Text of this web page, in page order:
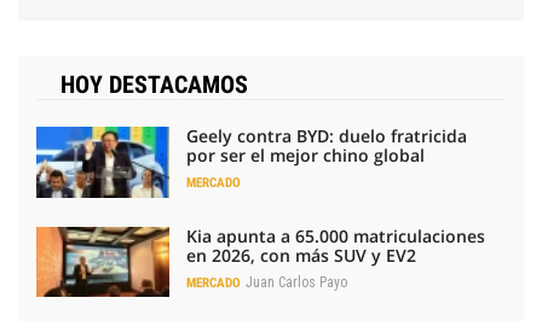
HOY DESTACAMOS
Geely contra BYD: duelo fratricida
por ser el mejor chino global
MERCADO
Kia apunta a 65.000 matriculaciones
en 2026, con más SUV y EV2
MERCADO Juan Carlos Payo